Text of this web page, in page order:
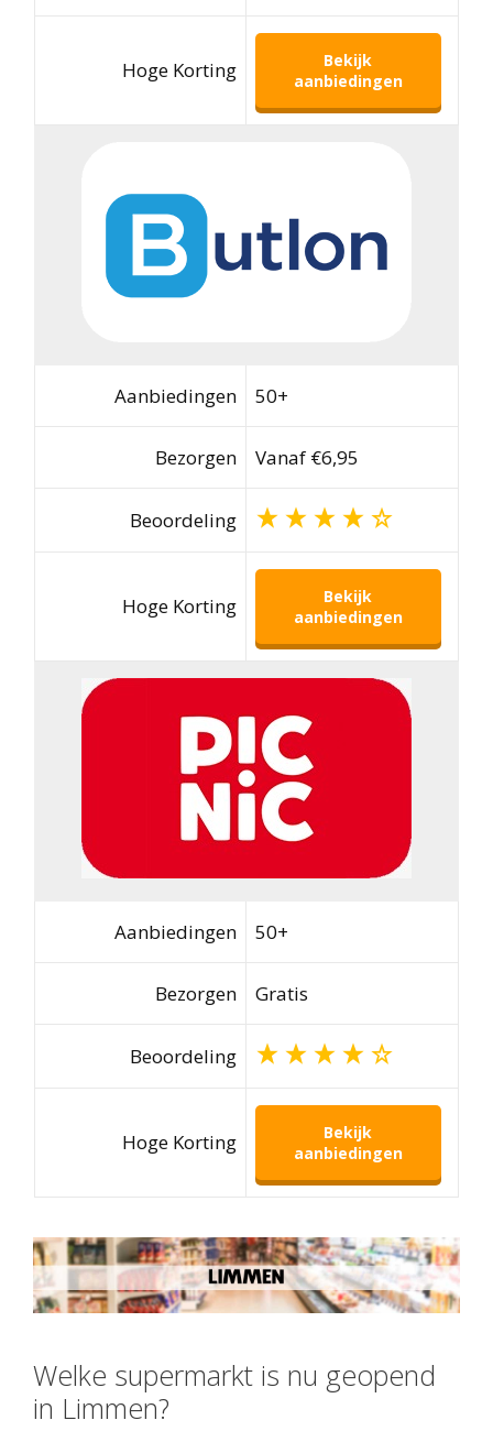
Hoge Korting
Bekijk
aanbiedingen
Aanbiedingen 50+
Bezorgen Vanaf €6,95
Beoordeling
Hoge Korting
Bekijk
aanbiedingen
Aanbiedingen 50+
Bezorgen Gratis
Beoordeling
Hoge Korting
Bekijk
aanbiedingen
Welke supermarkt is nu geopend
in Limmen?